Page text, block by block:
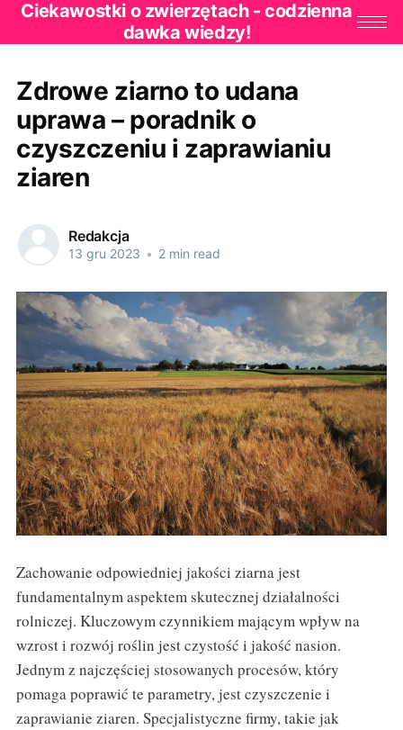
Ciekawostki o zwierzętach - codzienna
dawka wiedzy!
Zdrowe ziarno to udana
uprawa – poradnik o
czyszczeniu i zaprawianiu
ziaren
Redakcja
13 gru 2023 • 2 min read
Zachowanie odpowiedniej jakości ziarna jest
fundamentalnym aspektem skutecznej działalności
rolniczej. Kluczowym czynnikiem mającym wpływ na
wzrost i rozwój roślin jest czystość i jakość nasion.
Jednym z najczęściej stosowanych procesów, który
pomaga poprawić te parametry, jest czyszczenie i
zaprawianie ziaren. Specjalistyczne firmy, takie jak